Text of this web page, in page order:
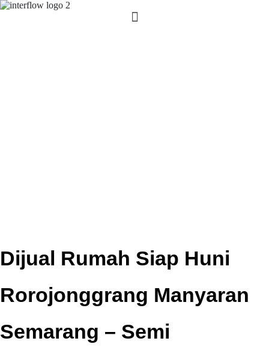
Dijual Rumah Siap Huni
Rorojonggrang Manyaran
Semarang – Semi